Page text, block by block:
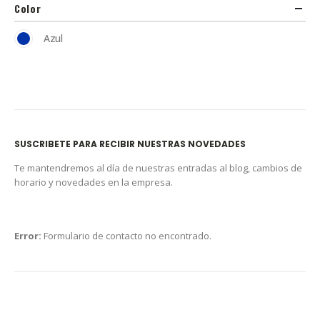
Color
Azul
SUSCRIBETE PARA RECIBIR NUESTRAS NOVEDADES
Te mantendremos al día de nuestras entradas al blog, cambios de
horario y novedades en la empresa.
Error: Formulario de contacto no encontrado.